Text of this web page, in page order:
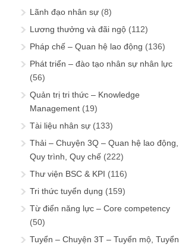
Lãnh đạo nhân sự (8)
Lương thưởng và đãi ngộ (112)
Pháp chế – Quan hệ lao động (136)
Phát triển – đào tạo nhân sự nhân lực
(56)
Quản trị tri thức – Knowledge
Management (19)
Tài liệu nhân sự (133)
Thải – Chuyện 3Q – Quan hệ lao động,
Quy trình, Quy chế (222)
Thư viện BSC & KPI (116)
Tri thức tuyển dụng (159)
Từ điển năng lực – Core competency
(50)
Tuyển – Chuyện 3T – Tuyển mộ, Tuyển